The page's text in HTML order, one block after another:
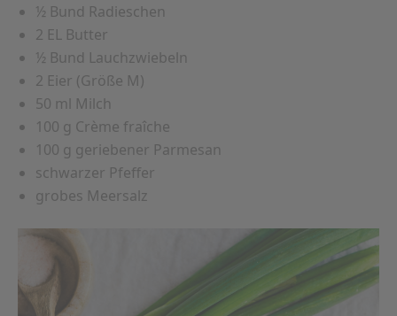
½ Bund Radieschen
2 EL Butter
½ Bund Lauchzwiebeln
2 Eier (Größe M)
50 ml Milch
100 g Crème fraîche
100 g geriebener Parmesan
schwarzer Pfeffer
grobes Meersalz